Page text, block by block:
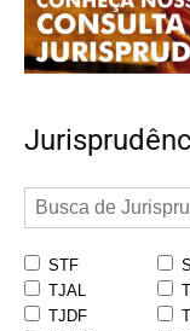
STF
TJAL
TJDF